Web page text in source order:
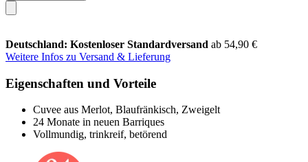
Deutschland: Kostenloser Standardversand ab 54,90 €
Weitere Infos zu Versand & Lieferung
Eigenschaften und Vorteile
Cuvee aus Merlot, Blaufränkisch, Zweigelt
24 Monate in neuen Barriques
Vollmundig, trinkreif, betörend